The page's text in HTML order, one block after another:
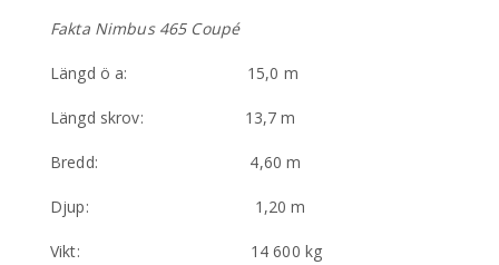
Fakta Nimbus 465 Coupé
Längd ö a: 15,0 m
Längd skrov: 13,7 m
Bredd: 4,60 m
Djup: 1,20 m
Vikt: 14 600 kg